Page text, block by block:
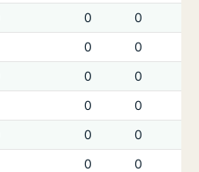
0
0
0
0
0
0
0
0
0
0
0
0